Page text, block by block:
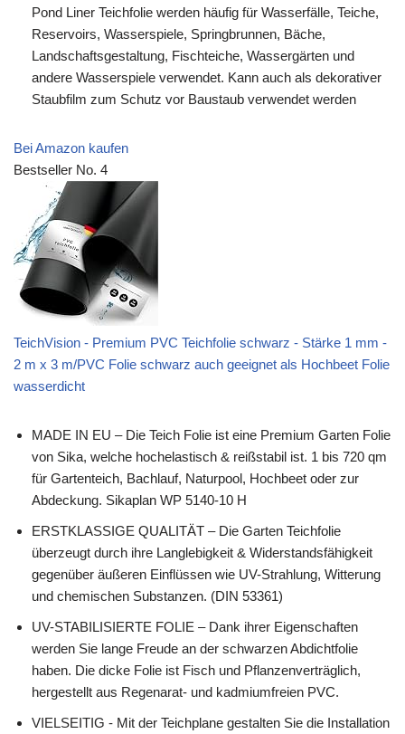
Pond Liner Teichfolie werden häufig für Wasserfälle, Teiche,
Reservoirs, Wasserspiele, Springbrunnen, Bäche,
Landschaftsgestaltung, Fischteiche, Wassergärten und
andere Wasserspiele verwendet. Kann auch als dekorativer
Staubfilm zum Schutz vor Baustaub verwendet werden
Bei Amazon kaufen
Bestseller No. 4
TeichVision - Premium PVC Teichfolie schwarz - Stärke 1 mm -
2 m x 3 m/PVC Folie schwarz auch geeignet als Hochbeet Folie
wasserdicht
MADE IN EU – Die Teich Folie ist eine Premium Garten Folie
von Sika, welche hochelastisch & reißstabil ist. 1 bis 720 qm
für Gartenteich, Bachlauf, Naturpool, Hochbeet oder zur
Abdeckung. Sikaplan WP 5140-10 H
ERSTKLASSIGE QUALITÄT – Die Garten Teichfolie
überzeugt durch ihre Langlebigkeit & Widerstandsfähigkeit
gegenüber äußeren Einflüssen wie UV-Strahlung, Witterung
und chemischen Substanzen. (DIN 53361)
UV-STABILISIERTE FOLIE – Dank ihrer Eigenschaften
werden Sie lange Freude an der schwarzen Abdichtfolie
haben. Die dicke Folie ist Fisch und Pflanzenverträglich,
hergestellt aus Regenarat- und kadmiumfreien PVC.
VIELSEITIG - Mit der Teichplane gestalten Sie die Installation